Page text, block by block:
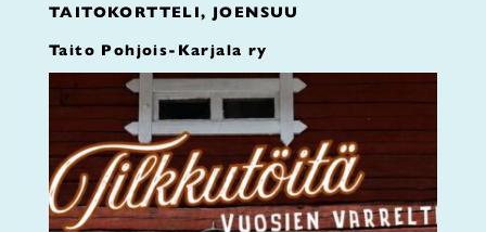
TAITOKORTTELI, JOENSUU
Taito Pohjois-Karjala ry